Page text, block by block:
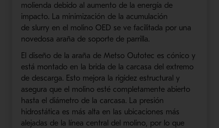
molienda debido al aumento de la energía de
impacto. La minimización de la acumulación
de slurry en el molino OED se ve facilitada por una
novedosa araña de soporte de parrilla.
El diseño de la araña de Metso Outotec es cónico y
está montado en la brida de la carcasa del extremo
de descarga. Esto mejora la rigidez estructural y
asegura que el molino esté completamente abierto
hasta el diámetro de la carcasa. La presión
hidrostática es más alta en las ubicaciones más
alejadas de la línea central del molino, por lo que